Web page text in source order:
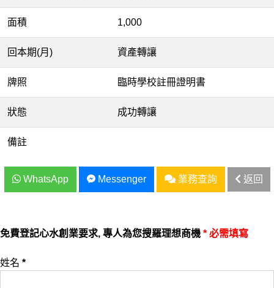
面積 1,000
回本期(月) 資產轉讓
牌照 臨時學校註冊證明書
狀態 成功轉讓
備註
WhatsApp Messenger 業務查詢 返回
免費登記心水創業要求, 專人為您搜羅理想商機 * 必需填寫
姓名 *